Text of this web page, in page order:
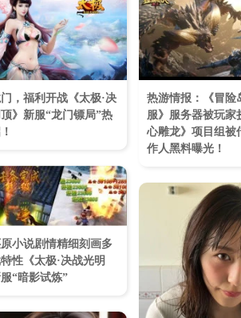
，福利开战《太极·决
》新服“龙门镖局”热
热游情报：《冒险
服》服务器被玩家
心雕龙》项目组被
作人黑料曝光！
小说剧情精细刻画多
性《太极·决战光明
“暗影试炼”